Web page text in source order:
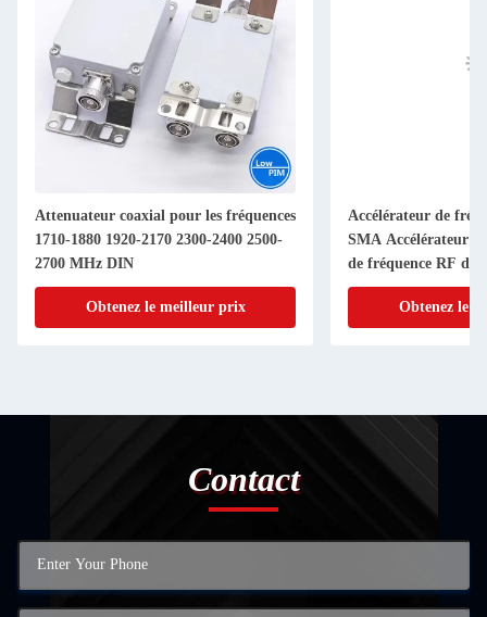
Attenuateur coaxial pour les fréquences
1710-1880 1920-2170 2300-2400 2500-
2700 MHz DIN
Obtenez le meilleur prix
Accélérateur de
SMA Accélérateur
de fréquence RF de
Connecteur 1-40dB
Obtenez le
Contact